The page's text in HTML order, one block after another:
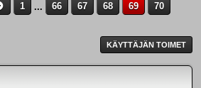
1 ... 66 67 68 69
70
KÄYTTÄJÄN TOIMET